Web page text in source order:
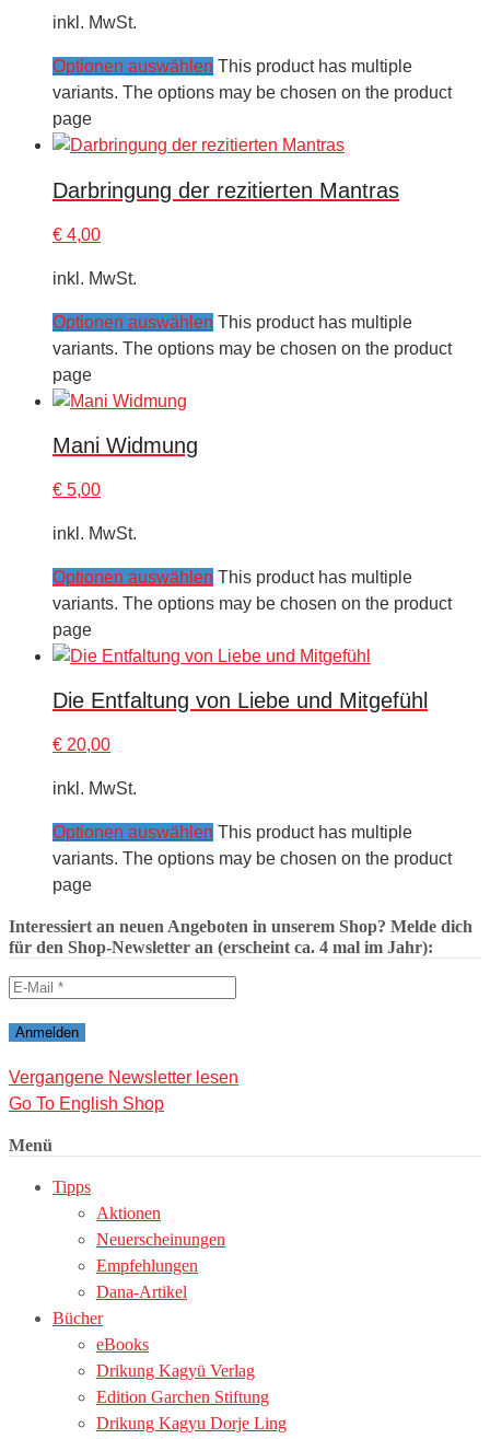
inkl. MwSt.
Optionen auswählen This product has multiple
variants. The options may be chosen on the product
page
Darbringung der rezitierten Mantras
€ 4,00
inkl. MwSt.
Optionen auswählen This product has multiple
variants. The options may be chosen on the product
page
Mani Widmung
€ 5,00
inkl. MwSt.
Optionen auswählen This product has multiple
variants. The options may be chosen on the product
page
Die Entfaltung von Liebe und Mitgefühl
€ 20,00
inkl. MwSt.
Optionen auswählen This product has multiple
variants. The options may be chosen on the product
page
Interessiert an neuen Angeboten in unserem Shop? Melde dich
für den Shop-Newsletter an (erscheint ca. 4 mal im Jahr):
Vergangene Newsletter lesen
Go To English Shop
Menü
Tipps
Aktionen
Neuerscheinungen
Empfehlungen
Dana-Artikel
Bücher
eBooks
Drikung Kagyü Verlag
Edition Garchen Stiftung
Drikung Kagyu Dorje Ling